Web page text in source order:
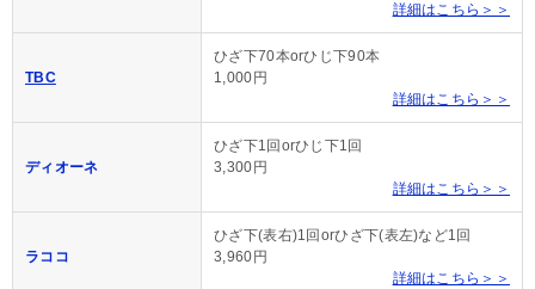
詳細はこちら＞＞
TBC
ひざ下70本orひじ下90本
1,000円
詳細はこちら＞＞
ディオーネ
ひざ下1回orひじ下1回
3,300円
詳細はこちら＞＞
ラココ
ひざ下(表右)1回orひざ下(表左)など1回
3,960円
詳細はこちら＞＞